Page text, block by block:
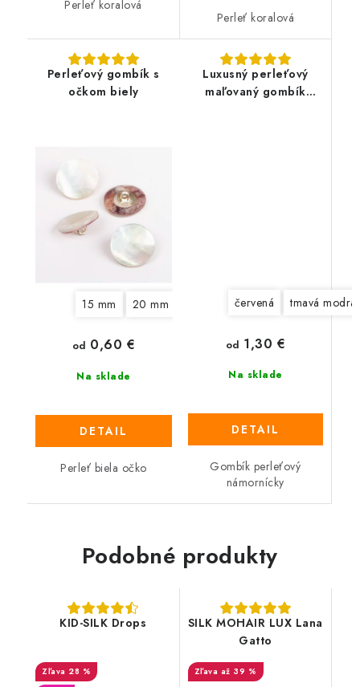
Perleť koralová
Perleť koralová
Perleťový gombík s
očkom biely
15 mm 20 mm
Na sklade
od 0,60 €
DETAIL
Perleť biela očko
Luxusný perleťový
maľovaný gombík
červená tmavá modrá
Na sklade
od 1,30 €
DETAIL
Gombík perleťový
námornícky
Podobné produkty
KID-SILK Drops
28 %
SILK MOHAIR LUX Lana
Gatto
až 39 %